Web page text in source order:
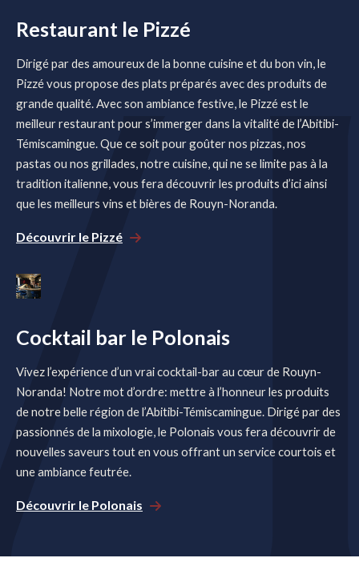
Restaurant le Pizzé
Dirigé par des amoureux de la bonne cuisine et du bon vin, le
Pizzé vous propose des plats préparés avec des produits de
grande qualité. Avec son ambiance festive, le Pizzé est le
meilleur restaurant pour s’immerger dans la vitalité de l’Abitibi-
Témiscamingue. Que ce soit pour goûter nos pizzas, nos
pastas ou nos grillades, notre cuisine, qui ne se limite pas à la
tradition italienne, vous fera découvrir les produits d’ici ainsi
que les meilleurs vins et bières de Rouyn-Noranda.
Découvrir le Pizzé
Cocktail bar le Polonais
Vivez l’expérience d’un vrai cocktail-bar au cœur de Rouyn-
Noranda! Notre mot d’ordre: mettre à l’honneur les produits
de notre belle région de l’Abitibi-Témiscamingue. Dirigé par des
passionnés de la mixologie, le Polonais vous fera découvrir de
nouvelles saveurs tout en vous offrant un service courtois et
une ambiance feutrée.
Découvrir le Polonais